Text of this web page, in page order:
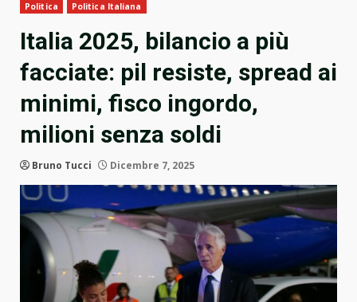
Politica Politica Italiana
Italia 2025, bilancio a più
facciate: pil resiste, spread ai
minimi, fisco ingordo,
milioni senza soldi
Bruno Tucci Dicembre 7, 2025